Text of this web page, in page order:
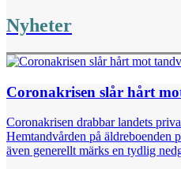
Nyheter
Coronakrisen slår hårt
Coronakrisen drabbar landets
Hemtandvården på äldreboenden
även generellt märks en tydlig